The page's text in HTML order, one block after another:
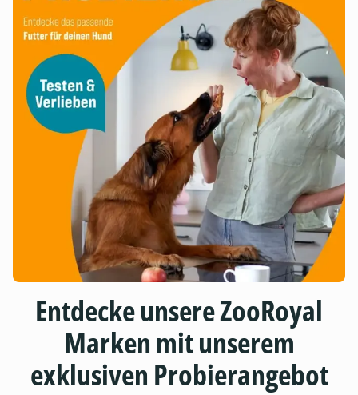
Entdecke unsere ZooRoyal
Marken mit unserem
exklusiven Probierangebot